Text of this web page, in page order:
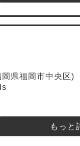
岡県福岡市中央区)
もっと